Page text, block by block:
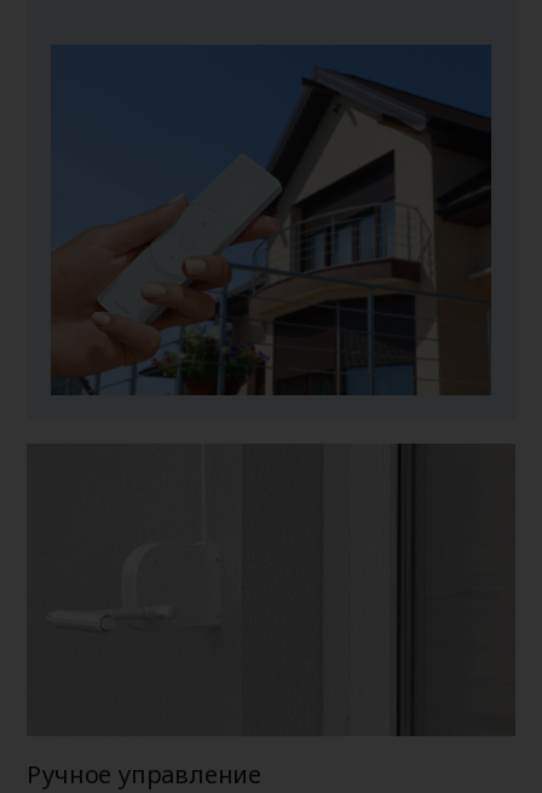
Ручное управление